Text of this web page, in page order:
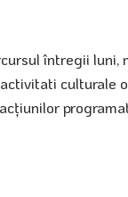
întregii luni,
culturale